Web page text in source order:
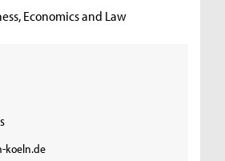
Economics and Law
koeln.de